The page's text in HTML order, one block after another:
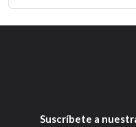
Suscríbete a